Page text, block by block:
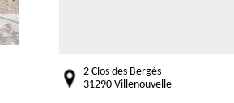
2 Clos des Bergès
31290 Villenouvelle